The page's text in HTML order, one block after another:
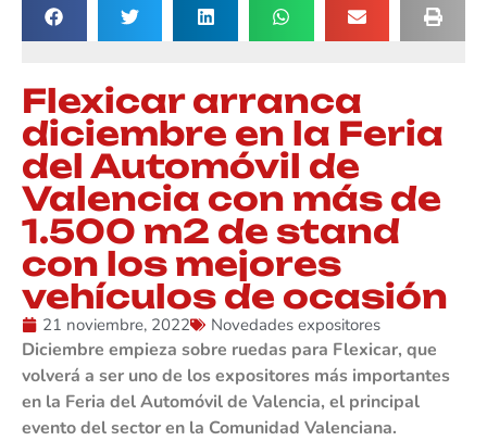
Flexicar arranca
diciembre en la Feria
del Automóvil de
Valencia con más de
1.500 m2 de stand
con los mejores
vehículos de ocasión
21 noviembre, 2022 Novedades expositores
Diciembre empieza sobre ruedas para Flexicar, que
volverá a ser uno de los expositores más importantes
en la Feria del Automóvil de Valencia, el principal
evento del sector en la Comunidad Valenciana.